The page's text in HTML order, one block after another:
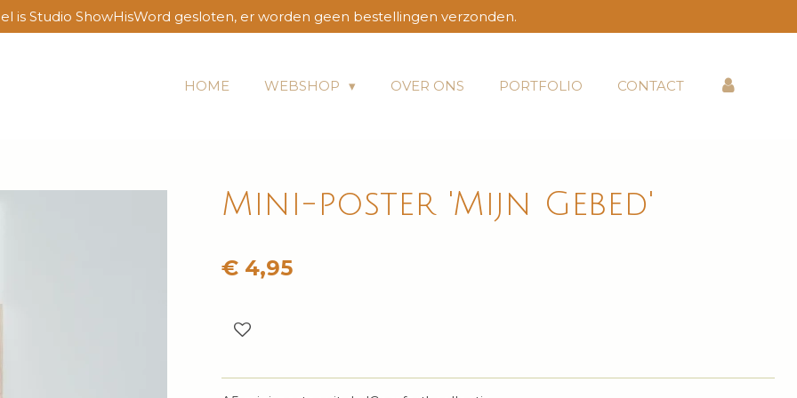
is Studio ShowHisWord gesloten, er worden geen bestellingen verzonden.
HOME WEBSHOP OVER ONS PORTFOLIO CONTACT
Mini-poster 'Mijn Gebed'
€ 4,95